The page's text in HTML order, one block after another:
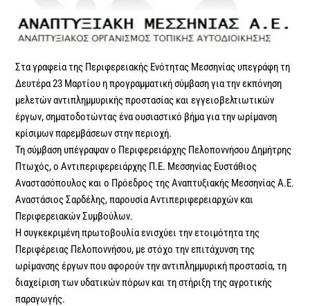
Στα γραφεία της Περιφερειακής Ενότητας Μεσσηνίας υπεγράφη τη
Δευτέρα 23 Μαρτίου η προγραμματική σύμβαση για την εκπόνηση
μελετών αντιπλημμυρικής προστασίας και εγγειοβελτιωτικών
έργων, σηματοδοτώντας ένα ουσιαστικό βήμα για την ωρίμανση
κρίσιμων παρεμβάσεων στην περιοχή.
Τη σύμβαση υπέγραψαν ο Περιφερειάρχης Πελοποννήσου Δημήτρης
Πτωχός, ο Αντιπεριφερειάρχης Π.Ε. Μεσσηνίας Ευστάθιος
Αναστασόπουλος και ο Πρόεδρος της Αναπτυξιακής Μεσσηνίας Α.Ε.
Αναστάσιος Σαρδέλης, παρουσία Αντιπεριφερειαρχών και
Περιφερειακών Συμβούλων.
Η συγκεκριμένη πρωτοβουλία ενισχύει την ετοιμότητα της
Περιφέρειας Πελοποννήσου, με στόχο την επιτάχυνση της
ωρίμανσης έργων που αφορούν την αντιπλημμυρική προστασία, τη
διαχείριση των υδατικών πόρων και τη στήριξη της αγροτικής
παραγωγής.